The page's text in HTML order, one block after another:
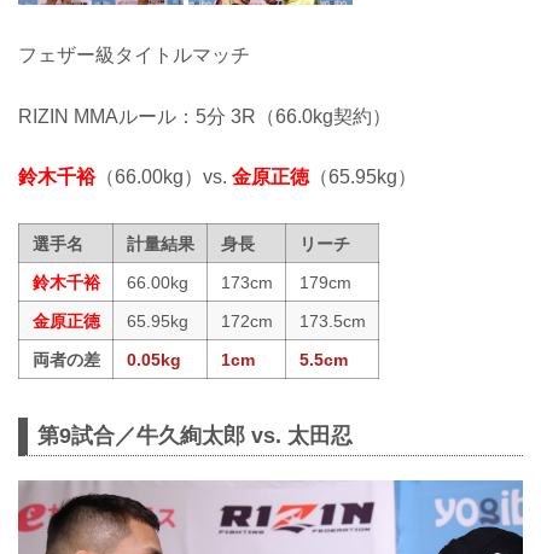
フェザー級タイトルマッチ
RIZIN MMAルール：5分 3R（66.0kg契約）
鈴木千裕（66.00kg）vs. 金原正徳（65.95kg）
選手名 計量結果 身長
リーチ
鈴木千裕
66.00kg 173cm
179cm
金原正徳
65.95kg 172cm
173.5cm
両者の差
0.05kg 1cm 5.5cm
第9試合／牛久絢太郎 vs. 太田忍